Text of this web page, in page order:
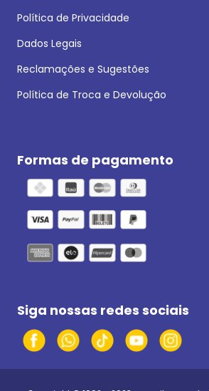
Política de Privacidade
Dados Legais
Reclamações e Sugestões
Política de Troca e Devolução
Formas de pagamento
Siga nossas redes sociais